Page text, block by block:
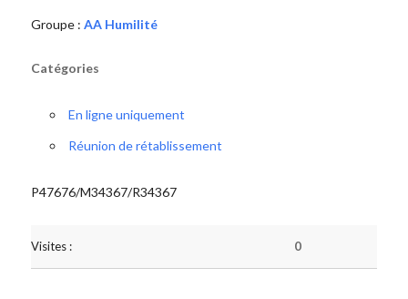
Groupe : AA Humilité
Catégories
En ligne uniquement
Réunion de rétablissement
P47676/M34367/R34367
Visites : 0